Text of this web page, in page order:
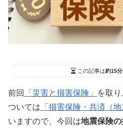
この記事は約15分
前回 「災害と損害保険」
を取
ついては 「損害保険・共済（地
いますので、今回は地震保険